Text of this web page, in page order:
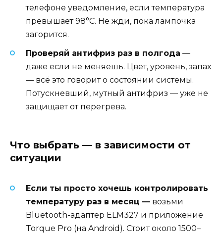
телефоне уведомление, если температура
превышает 98°C. Не жди, пока лампочка
загорится.
Проверяй антифриз раз в полгода —
даже если не меняешь. Цвет, уровень, запах
— всё это говорит о состоянии системы.
Потускневший, мутный антифриз — уже не
защищает от перегрева.
Что выбрать — в зависимости от
ситуации
Если ты просто хочешь контролировать
температуру раз в месяц — возьми
Bluetooth-адаптер ELM327 и приложение
Torque Pro (на Android). Стоит около 1500–